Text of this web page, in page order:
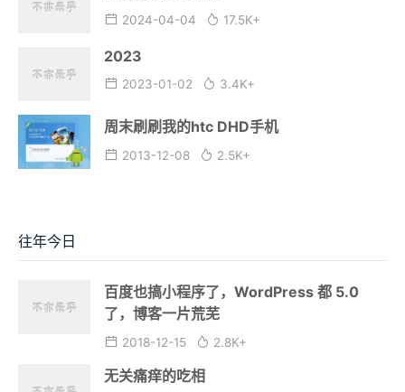
2024-04-04 17.5K+
2023
2023-01-02 3.4K+
周末刷刷我的htc DHD手机
2013-12-08 2.5K+
往年今日
百度也搞小程序了，WordPress 都 5.0
了，博客一片荒芜
2018-12-15 2.8K+
无关痛痒的吃相